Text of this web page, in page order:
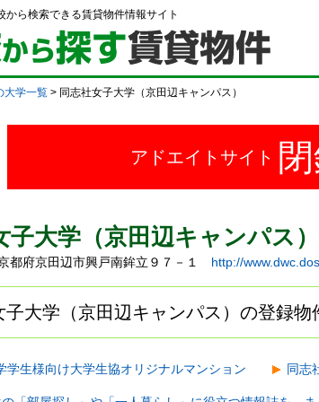
から検索できる賃貸物件情報サイト
大学一覧 > 同志社女子大学（京田辺キャンパス）
アドエイトサイト
子大学（京田辺キャンパス）
都府京田辺市興戸南鉾立９７－１ http://
子大学（京田辺キャンパス）の登録物
学生様向け大学生協オリジナルマンション 同志